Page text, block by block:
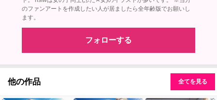
のファンアートを作成したい人が居ましたら全年齢版でお願いし
ます。
フォローする
他の作品 全てを見る